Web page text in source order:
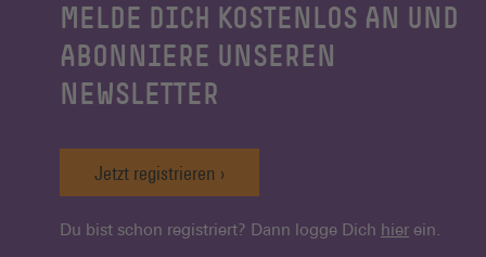
MELDE DICH KOSTENLOS AN UND
ABONNIERE UNSEREN
NEWSLETTER
Jetzt registrieren
Du bist schon registriert? Dann logge Dich hier ein.